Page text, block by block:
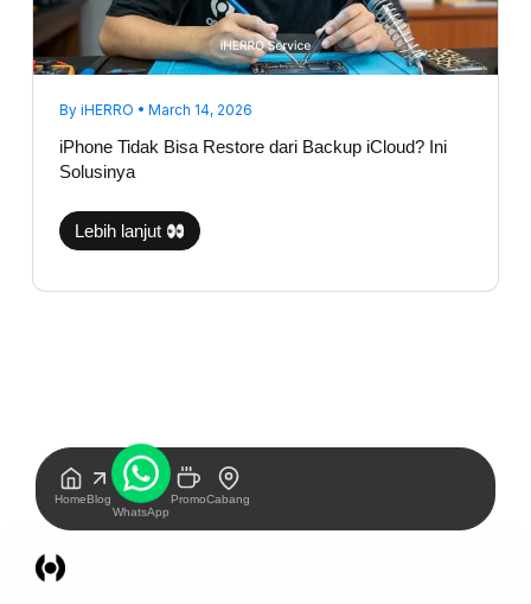
By iHERRO • March 14, 2026
iPhone Tidak Bisa Restore dari Backup iCloud? Ini
Solusinya
Lebih lanjut
HomeBlog
WhatsApp
PromoCabang